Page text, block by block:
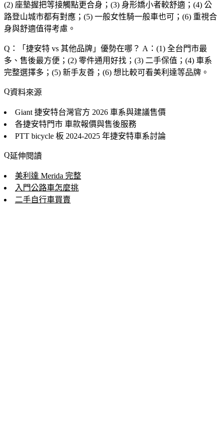
(2) 座墊握把等接觸點更合身；(3) 身形嬌小者較舒適；(4) 公
路登山城市都有對應；(5) 一般女性騎一般車也可；(6) 重視合
身與舒適值得考慮。
Q：「 捷安特 vs 其他品牌 」優勢在哪？ A：(1) 全台門市最
多、售後最方便；(2) 零件通用好找；(3) 二手保值；(4) 車系
完整選擇多；(5) 新手友善；(6) 想比較可看美利達等品牌。
資料來源
Giant 捷安特台灣官方 2026 車系與建議售價
各捷安特門市 車款報價與售後服務
PTT bicycle 板 2024-2025 年捷安特車系討論
延伸閱讀
美利達 Merida 完整
入門公路車怎麼挑
二手自行車買賣